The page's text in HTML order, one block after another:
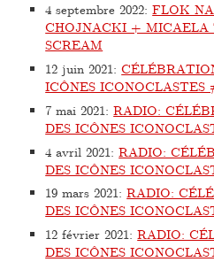
4 septembre 2022:FLOK
CHOJNACKI + MICAELA
SCREAM
12 juin 2021:
ICÔNES ICONOCLASTES
7 mai 2021:RADIO:
DES ICÔNES
4 avril 2021:RADIO:
DES ICÔNES
19 mars 2021:RADIO:
DES ICÔNES
12 février 2021:RADIO:
DES ICÔNES